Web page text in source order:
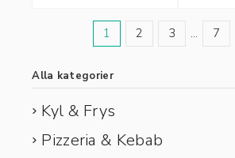
1 2 3 … 7
Alla kategorier
Kyl & Frys
Pizzeria & Kebab